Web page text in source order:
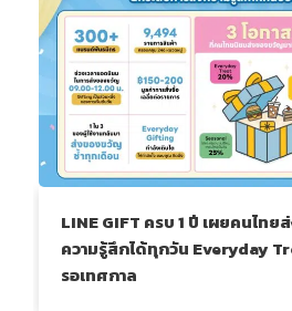
LINE GIFT ครบ 1 ปี เผยคนไท
ความรู้สึกได้ทุกวัน Everyday
รอเทศกาล